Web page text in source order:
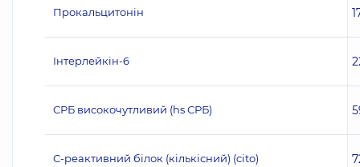
Прокальцитонін
Інтерлейкін-6
СРБ високочутливий (hs СРБ)
С-реактивний білок (кількісний) (cito)